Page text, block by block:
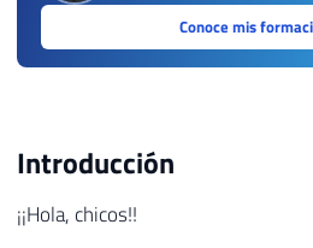
Conoce mis
Introducción
¡¡Hola, chicos!!